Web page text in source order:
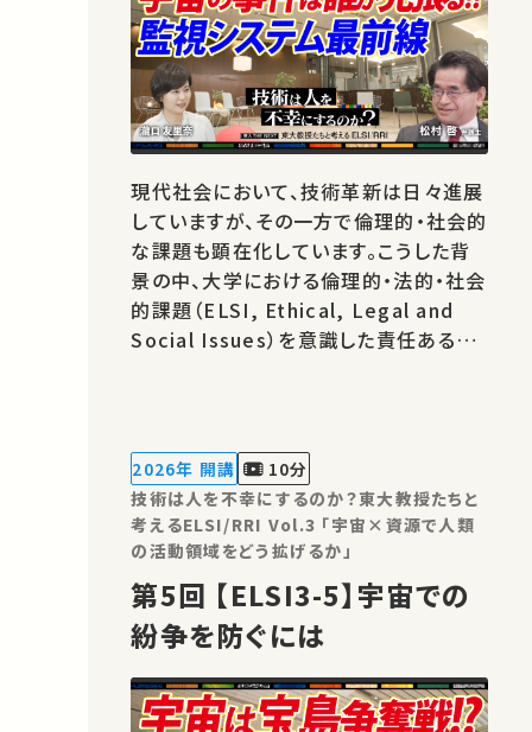
現代社会において、技術革新は日々進展
していますが、その一方で倫理的・社会的
な課題も顕在化しています。こうした背
景の中、大学における倫理的・法的・社会
的課題（ELSI, Ethical, Legal and
Social Issues）を意識した責任ある研
の目的は、工学が関わる様々な分野にお
ける技術とその社会的影響について、
我々…
2026年 開講
10分
技術は人を不幸にするのか？東大教授たちと
考えるELSI/RRI Vol.3 「宇宙×資源で人類
の活動領域をどう拡げるか」
第5回 【ELSI3-5】宇宙での
紛争を防ぐには